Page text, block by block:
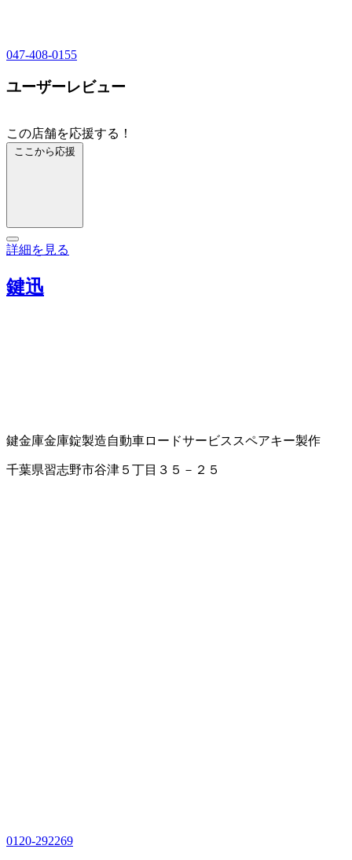
047-408-0155
ユーザーレビュー
この店舗を応援する！
ここから応援
詳細を見る
鍵迅
鍵金庫金庫錠製造自動車ロードサービス スペアキー製作
千葉県習志野市谷津５丁目３５－２５
0120-292269